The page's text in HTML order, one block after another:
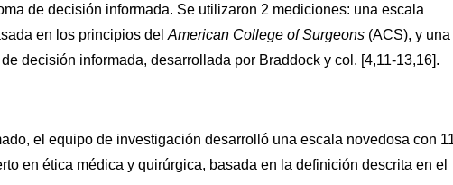
de decisión informada. Se utilizaron 2 mediciones: una escala
en los principios del American College of Surgeons (ACS), y una
decisión informada, desarrollada por Braddock y col. [4,11-13,16].
el equipo de investigación desarrolló una escala novedosa con
en ética médica y quirúrgica, basada en la definición descrita en el